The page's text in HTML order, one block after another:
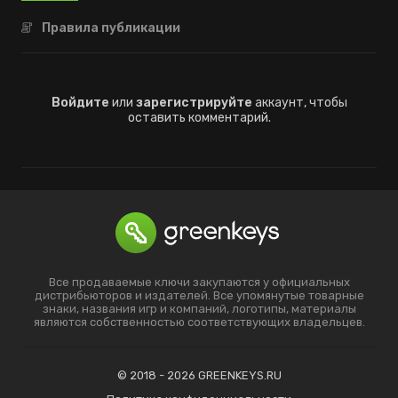
Правила публикации
Войдите или зарегистрируйте аккаунт, чтобы
оставить комментарий.
Все продаваемые ключи закупаются у официальных
дистрибьюторов и издателей. Все упомянутые товарные
знаки, названия игр и компаний, логотипы, материалы
являются собственностью соответствующих владельцев.
© 2018 - 2026 GREENKEYS.RU